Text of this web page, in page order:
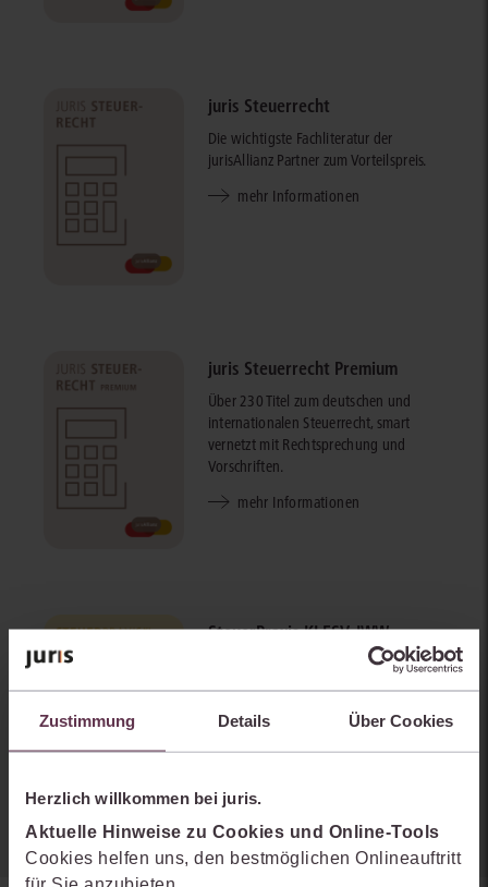
Zustimmung Details Über Cookies
Herzlich willkommen bei juris.
Aktuelle Hinweise zu Cookies und Online-Tools
Cookies helfen uns, den bestmöglichen Onlineauftritt
juris Steuerrecht
Die wichtigste Fachliteratur der
jurisAllianz Partner zum Vorteilspreis.
mehr Informationen
juris Steuerrecht Premium
Über 230 Titel zum deutschen und
internationalen Steuerrecht, smart
vernetzt mit Rechtsprechung und
Vorschriften.
mehr Informationen
SteuerPraxis KI ESV, IWW,
Stollfuß powered by juris
SteuerPraxis KI ist Ihr Assistent im
Tagesgeschäft. Die smarte Steuer-KI
nutzt garantiert zuverlässige Quellen.